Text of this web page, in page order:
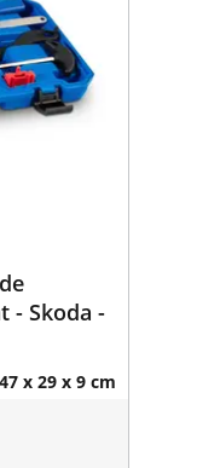
- Skoda -
47 x 29 x 9 cm